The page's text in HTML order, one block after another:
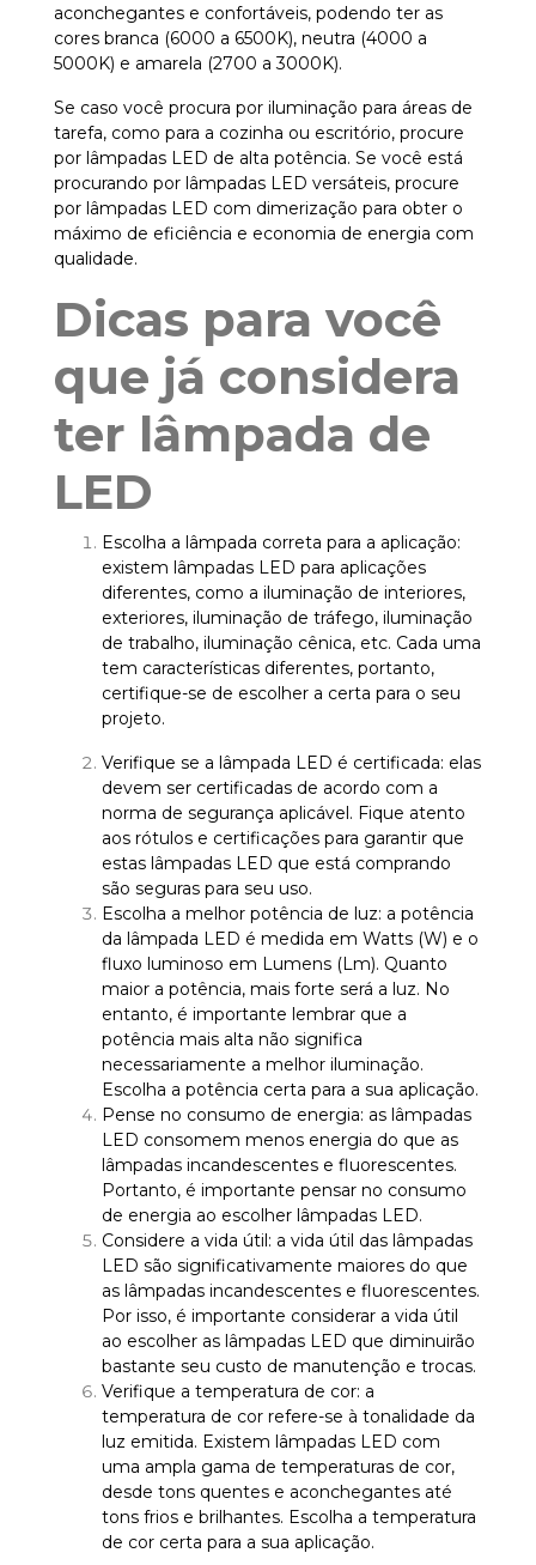
aconchegantes e confortáveis, podendo ter as
cores branca (6000 a 6500K), neutra (4000 a
5000K) e amarela (2700 a 3000K).
Se caso você procura por iluminação para áreas de
tarefa, como para a cozinha ou escritório, procure
por lâmpadas LED de alta potência. Se você está
procurando por lâmpadas LED versáteis, procure
por lâmpadas LED com dimerização para obter o
máximo de eficiência e economia de energia com
qualidade.
Dicas para você
que já considera
ter lâmpada de
LED
Escolha a lâmpada correta para a aplicação:
existem lâmpadas LED para aplicações
diferentes, como a iluminação de interiores,
exteriores, iluminação de tráfego, iluminação
de trabalho, iluminação cênica, etc. Cada uma
tem características diferentes, portanto,
certifique-se de escolher a certa para o seu
projeto.
Verifique se a lâmpada LED é certificada: elas
devem ser certificadas de acordo com a
norma de segurança aplicável. Fique atento
aos rótulos e certificações para garantir que
estas lâmpadas LED que está comprando
são seguras para seu uso.
Escolha a melhor potência de luz: a potência
da lâmpada LED é medida em Watts (W) e o
fluxo luminoso em Lumens (Lm). Quanto
maior a potência, mais forte será a luz. No
entanto, é importante lembrar que a
potência mais alta não significa
necessariamente a melhor iluminação.
Escolha a potência certa para a sua aplicação.
Pense no consumo de energia: as lâmpadas
LED consomem menos energia do que as
lâmpadas incandescentes e fluorescentes.
Portanto, é importante pensar no consumo
de energia ao escolher lâmpadas LED.
Considere a vida útil: a vida útil das lâmpadas
LED são significativamente maiores do que
as lâmpadas incandescentes e fluorescentes.
Por isso, é importante considerar a vida útil
ao escolher as lâmpadas LED que diminuirão
bastante seu custo de manutenção e trocas.
Verifique a temperatura de cor: a
temperatura de cor refere-se à tonalidade da
luz emitida. Existem lâmpadas LED com
uma ampla gama de temperaturas de cor,
desde tons quentes e aconchegantes até
tons frios e brilhantes. Escolha a temperatura
de cor certa para a sua aplicação.